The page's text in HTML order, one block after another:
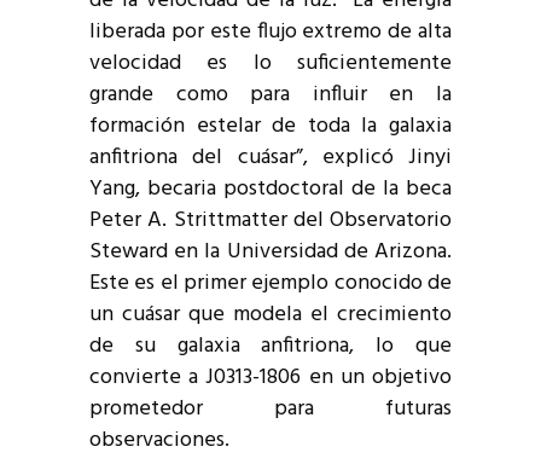
liberada por este flujo extremo de alta
velocidad es lo suficientemente
grande como para influir en la
formación estelar de toda la galaxia
anfitriona del cuásar”, explicó Jinyi
Yang, becaria postdoctoral de la beca
Peter A. Strittmatter del Observatorio
Steward en la Universidad de Arizona.
Este es el primer ejemplo conocido de
un cuásar que modela el crecimiento
de su galaxia anfitriona, lo que
convierte a J0313-1806 en un objetivo
prometedor para futuras
observaciones.